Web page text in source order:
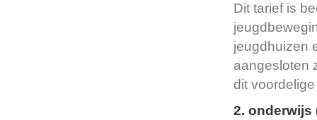
Dit tarief is
jeugdhuizen
aangesloten
dit
2. onderwijs